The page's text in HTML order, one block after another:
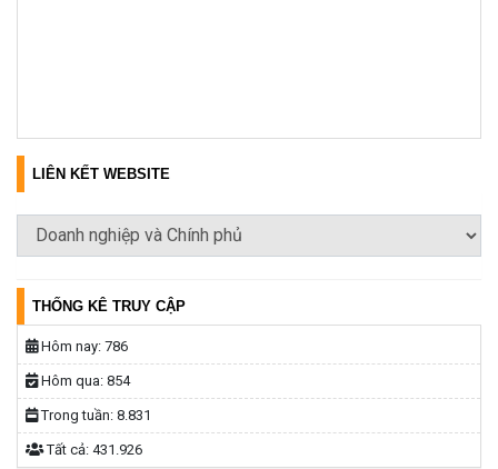
LIÊN KẾT WEBSITE
THỐNG KÊ TRUY CẬP
Hôm nay: 786
Hôm qua: 854
Trong tuần: 8.831
Tất cả: 431.926